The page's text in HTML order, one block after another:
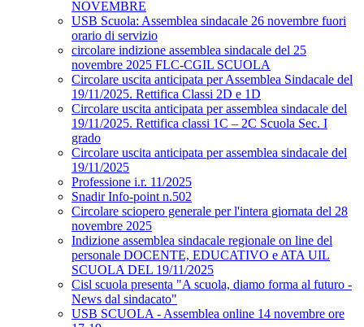
NOVEMBRE
USB Scuola: Assemblea sindacale 26 novembre fuori
orario di servizio
circolare indizione assemblea sindacale del 25
novembre 2025 FLC-CGIL SCUOLA
Circolare uscita anticipata per Assemblea Sindacale del
19/11/2025. Rettifica Classi 2D e 1D
Circolare uscita anticipata per assemblea sindacale del
19/11/2025. Rettifica classi 1C – 2C Scuola Sec. I
grado
Circolare uscita anticipata per assemblea sindacale del
19/11/2025
Professione i.r. 11/2025
Snadir Info-point n.502
Circolare sciopero generale per l'intera giornata del 28
novembre 2025
Indizione assemblea sindacale regionale on line del
personale DOCENTE, EDUCATIVO e ATA UIL
SCUOLA DEL 19/11/2025
Cisl scuola presenta "A scuola, diamo forma al futuro -
News dal sindacato"
USB SCUOLA - Assemblea online 14 novembre ore